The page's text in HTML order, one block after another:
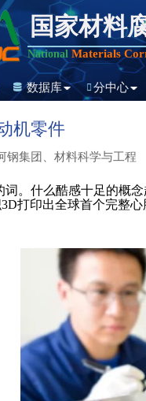
国家材料
National Materials
数据库 分中心
机零件
钢集团、材料科学与工程
。什么酷感十足的概
打印出全球首个完整